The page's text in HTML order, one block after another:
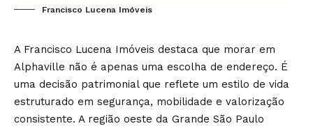
Francisco Lucena Imóveis
A Francisco Lucena Imóveis destaca que morar em
Alphaville não é apenas uma escolha de endereço. É
uma decisão patrimonial que reflete um estilo de vida
estruturado em segurança, mobilidade e valorização
consistente. A região oeste da Grande São Paulo